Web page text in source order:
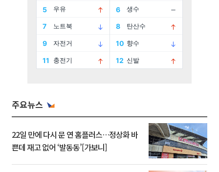
주요뉴스
22일 만에 다시 문 연 홈플러스…정상화 바
쁜데 재고 없어 ‘발동동’[가보니]